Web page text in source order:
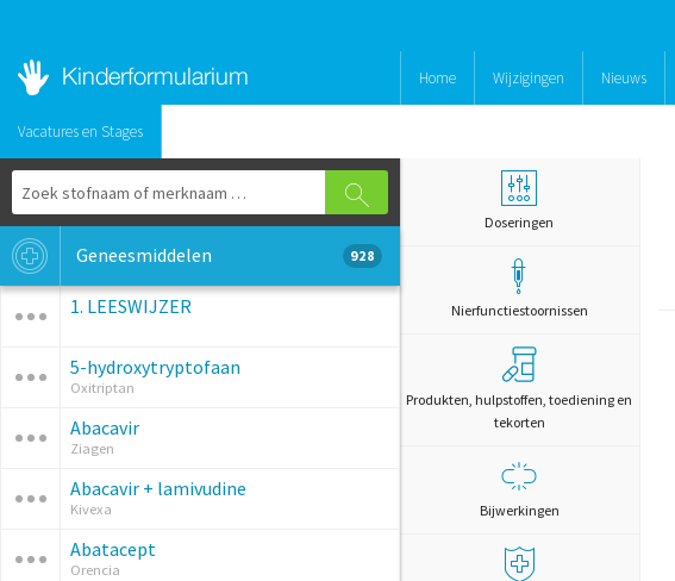
Home Wijzigingen Nieuws
Vacatures en Stages
Geneesmiddelen 928
1. LEESWIJZER
5-hydroxytryptofaan
Oxitriptan
Abacavir
Ziagen
Abacavir + lamivudine
Kivexa
Abatacept
Orencia
Doseringen
Nierfunctiestoornissen
Produkten, hulpstoffen, toediening en
tekorten
Bijwerkingen